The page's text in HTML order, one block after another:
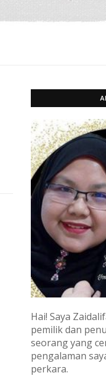
Hai! Saya
pemilik dan
seorang yang
pengalaman
perkara.